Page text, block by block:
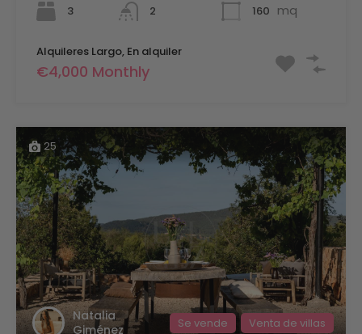
3
2
160 mq
Alquileres Largo, En alquiler
€4,000 Monthly
25
Natalia
Giménez
Se vende Venta de villas